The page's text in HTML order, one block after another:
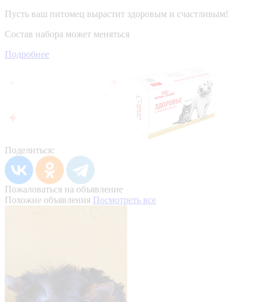
Пусть ваш питомец вырастит здоровым и счастливым!
Состав набора может меняться
Подробнее
Поделиться:
Пожаловаться на объявление
Похожие объявления Посмотреть все